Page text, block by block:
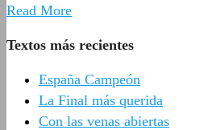
Read More
Textos más recientes
España Campeón
La Final más querida
Con las venas abiertas